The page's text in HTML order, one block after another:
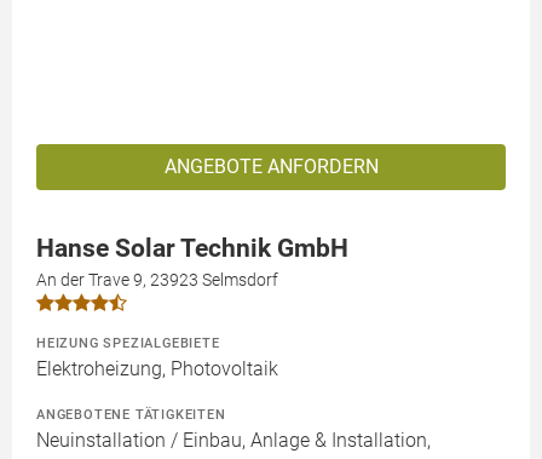
ANGEBOTE ANFORDERN
Hanse Solar Technik GmbH
An der Trave 9, 23923 Selmsdorf
HEIZUNG SPEZIALGEBIETE
Elektroheizung, Photovoltaik
ANGEBOTENE TÄTIGKEITEN
Neuinstallation / Einbau, Anlage & Installation,